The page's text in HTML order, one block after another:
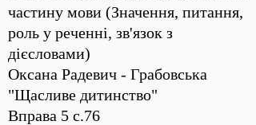
частину мови (Значення, питання,
роль у реченні, зв'язок з
дієсловами)
Оксана Радевич - Грабовська
"Щасливе дитинство"
Вправа 5 с.76